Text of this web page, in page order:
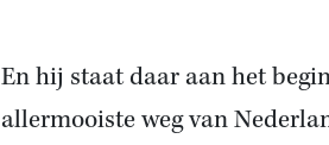
En hij staat daar aan het
allermooiste weg van